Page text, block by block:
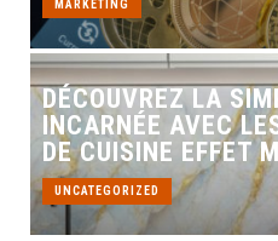
MARKETING
DÉCOUVREZ LA
INCARNÉE AVEC
DE CUISINE EFFET
UNCATEGORIZED